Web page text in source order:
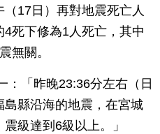
17日）再對地震死亡人
死下修為1人死亡，其中
無關。
：「昨晚23:36分左右（日
縣沿海的地震，在宮城
級達到6級以上。」